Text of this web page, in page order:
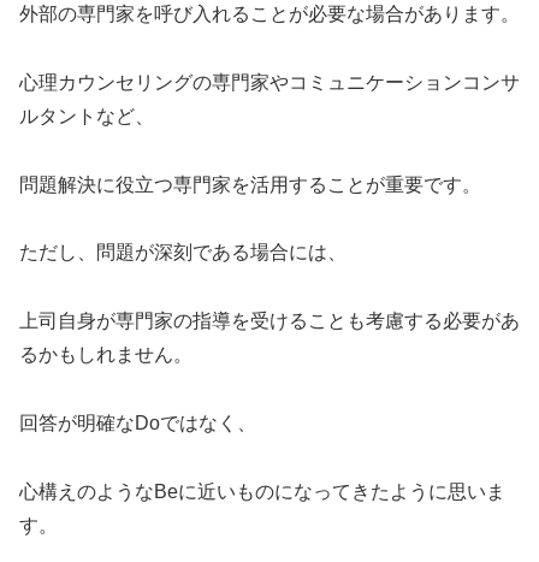
外部の専門家を呼び入れることが必要な場合があります。
心理カウンセリングの専門家やコミュニケーションコンサ
ルタントなど、
問題解決に役立つ専門家を活用することが重要です。
ただし、問題が深刻である場合には、
上司自身が専門家の指導を受けることも考慮する必要があ
るかもしれません。
回答が明確なDoではなく、
心構えのようなBeに近いものになってきたように思いま
す。